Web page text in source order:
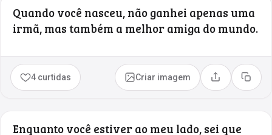
Quando você nasceu, não ganhei apenas uma
irmã, mas também a melhor amiga do mundo.
4 curtidas Criar imagem Compartilhar
Copiar
Enquanto você estiver ao meu lado, sei que